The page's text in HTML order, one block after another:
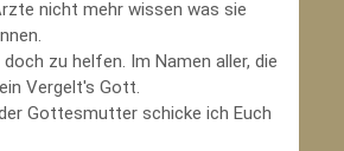
nicht mehr wissen was sie
zu helfen. Im Namen aller, die
Vergelt's Gott.
Gottesmutter schicke ich Euch